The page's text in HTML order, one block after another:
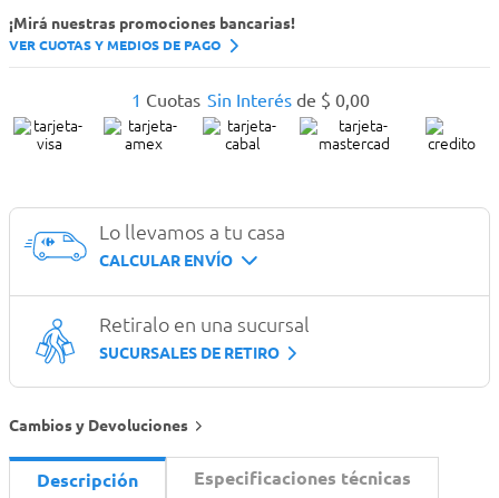
¡Mirá nuestras promociones bancarias!
VER CUOTAS Y MEDIOS DE PAGO
1 Cuotas Sin Interés de $ 0,00
Lo llevamos a tu casa
CALCULAR ENVÍO
Retiralo en una sucursal
SUCURSALES DE RETIRO
Cambios y Devoluciones
Descripción Especificaciones técnicas